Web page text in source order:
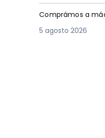
Comprámos a
5 agosto 2026